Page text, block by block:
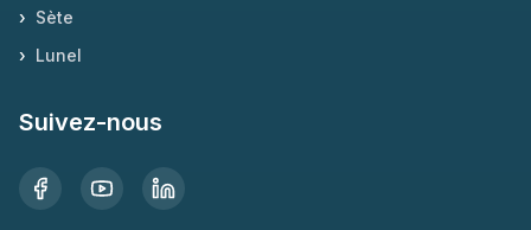
› Sète
› Lunel
Suivez-nous